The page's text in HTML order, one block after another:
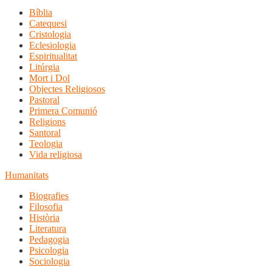
Bíblia
Catequesi
Cristologia
Eclesiologia
Espiritualitat
Litúrgia
Mort i Dol
Objectes Religiosos
Pastoral
Primera Comunió
Religions
Santoral
Teologia
Vida religiosa
Humanitats
Biografies
Filosofia
Història
Literatura
Pedagogia
Psicologia
Sociologia